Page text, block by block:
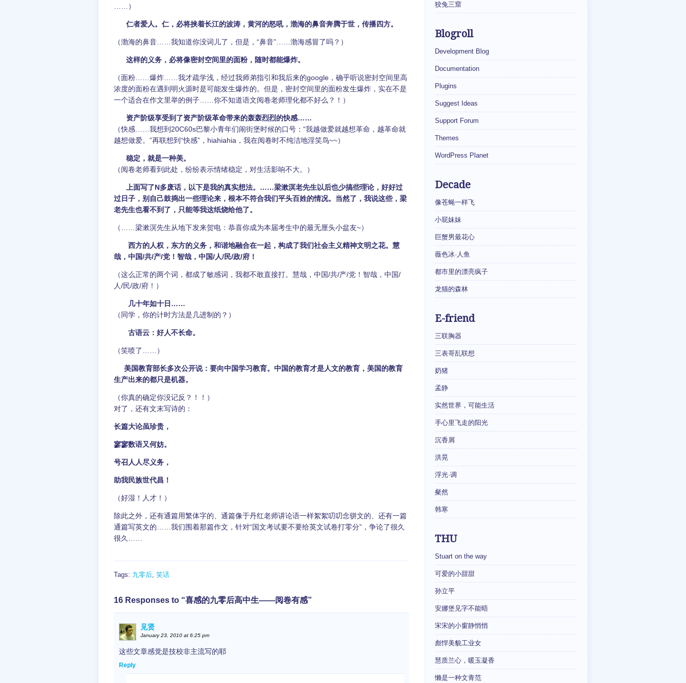
……）
仁者爱人。仁，必将挟着长江的波涛，黄河的怒吼，渤海的鼻音奔腾于世，传播四方。
（渤海的鼻音……我知道你没词儿了，但是，“鼻音”……渤海感冒了吗？）
这样的义务，必将像密封空间里的面粉，随时都能爆炸。
（面粉……爆炸……我才疏学浅，经过我师弟指引和我后来的google，确乎听说密封空间里高
浓度的面粉在遇到明火源时是可能发生爆炸的。但是，密封空间里的面粉发生爆炸，实在不是
一个适合在作文里举的例子……你不知道语文阅卷老师理化都不好么？！）
资产阶级享受到了资产阶级革命带来的轰轰烈烈的快感……
（快感……我想到20C60s巴黎小青年们闹街堡时候的口号：“我越做爱就越想革命，越革命就
越想做爱。”再联想到“快感”，hiahiahia，我在阅卷时不纯洁地淫笑鸟~~）
稳定，就是一种美。
（阅卷老师看到此处，纷纷表示情绪稳定，对生活影响不大。）
上面写了N多废话，以下是我的真实想法。……梁漱溟老先生以后也少搞些理论，好好过
过日子，别自己鼓捣出一些理论来，根本不符合我们平头百姓的情况。当然了，我说这些，梁
老先生也看不到了，只能等我这纸烧给他了。
（……梁漱溟先生从地下发来贺电：恭喜你成为本届考生中的最无厘头小盆友~）
西方的人权，东方的义务，和谐地融合在一起，构成了我们社会主义精神文明之花。慧
哉，中国/共/产/党！智哉，中国/人/民/政/府！
（这么正常的两个词，都成了敏感词，我都不敢直接打。慧哉，中国/共/产/党！智哉，中国/
人/民/政/府！）
几十年如十日……
（同学，你的计时方法是几进制的？）
古语云：好人不长命。
（笑喷了……）
美国教育部长多次公开说：要向中国学习教育。中国的教育才是人文的教育，美国的教育
生产出来的都只是机器。
（你真的确定你没记反？！！）
对了，还有文末写诗的：
长篇大论虽珍贵，
寥寥数语又何妨。
号召人人尽义务，
助我民族世代昌！
（好湿！人才！）
除此之外，还有通篇用繁体字的、通篇像于丹红老师讲论语一样絮絮叨叨念骈文的、还有一篇
通篇写英文的……我们围着那篇作文，针对“国文考试要不要给英文试卷打零分”，争论了很久
很久……
Tags: 九零后, 笑话
16 Responses to “喜感的九零后高中生——阅卷有感”
见贤
January 23, 2010 at 6:25 pm
这些文章感觉是技校非主流写的耶
Reply
狡兔三窟
Blogroll
Development Blog
Documentation
Plugins
Suggest Ideas
Support Forum
Themes
WordPress Planet
Decade
像苍蝇一样飞
小屁妹妹
巨蟹男最花心
薇色冰·人鱼
都市里的漂亮疯子
龙猫的森林
E-friend
三联胸器
三表哥乱联想
奶猪
孟静
实然世界，可能生活
手心里飞走的阳光
沉香屑
洪晃
浮光·调
粲然
韩寒
THU
Stuart on the way
可爱的小甜甜
孙立平
安娜堡见字不能晤
宋宋的小窗静悄悄
彪悍美貌工业女
慧质兰心，暖玉凝香
懒是一种文青范